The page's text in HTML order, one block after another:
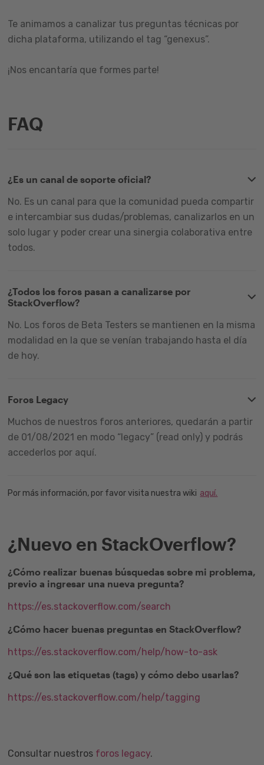
Te animamos a canalizar tus preguntas técnicas por
dicha plataforma, utilizando el tag “genexus”.
¡Nos encantaría que formes parte!
FAQ
¿Es un canal de soporte oficial?
No. Es un canal para que la comunidad pueda compartir
e intercambiar sus dudas/problemas, canalizarlos en un
solo lugar y poder crear una sinergia colaborativa entre
todos.
¿Todos los foros pasan a canalizarse por
StackOverflow?
No. Los foros de Beta Testers se mantienen en la misma
modalidad en la que se venían trabajando hasta el día
de hoy.
Foros Legacy
Muchos de nuestros foros anteriores, quedarán a partir
de 01/08/2021 en modo “legacy” (read only) y podrás
accederlos por aquí.
Por más información, por favor visita nuestra wiki aquí.
¿Nuevo en StackOverflow?
¿Cómo realizar buenas búsquedas sobre mi problema,
previo a ingresar una nueva pregunta?
https://es.stackoverflow.com/search
¿Cómo hacer buenas preguntas en StackOverflow?
https://es.stackoverflow.com/help/how-to-ask
¿Qué son las etiquetas (tags) y cómo debo usarlas?
https://es.stackoverflow.com/help/tagging
Consultar nuestros foros legacy.